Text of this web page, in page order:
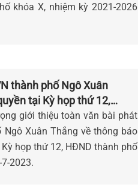
khóa X, nhiệm kỳ 2021-2026
thành phố Ngô Xuân
tại Kỳ họp thứ 12,
giới thiệu toàn văn bài phát
Ngô Xuân Thắng về thông báo
họp thứ 12, HĐND thành phố
2023.